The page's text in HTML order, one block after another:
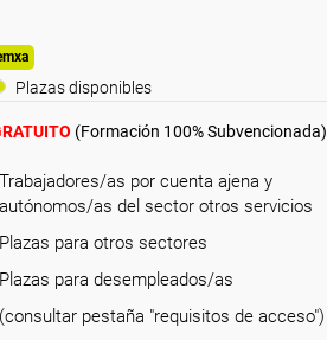
Plazas disponibles
(Formación 100% Subvencionada)
Trabajadores/as por cuenta ajena y
autónomos/as del sector otros servicios
Plazas para otros sectores
Plazas para desempleados/as
(consultar pestaña "requisitos de acceso")